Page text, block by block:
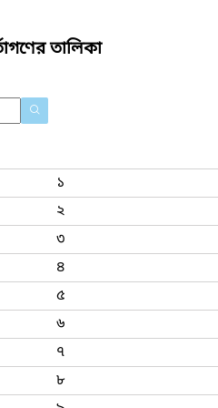
তালিকা
১
২
৩
৪
৫
৬
৭
৮